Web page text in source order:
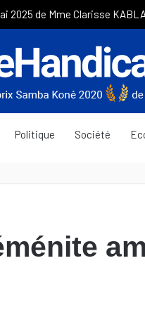
Politique Société